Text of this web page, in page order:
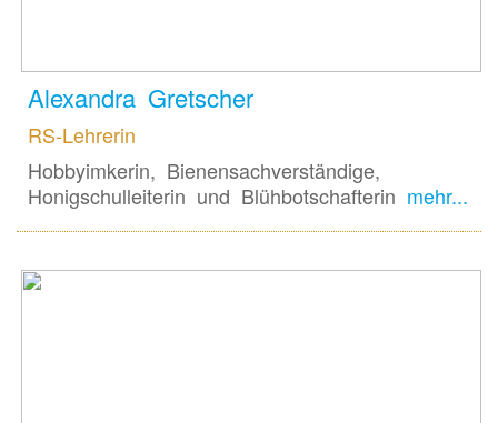
Alexandra Gretscher
RS-Lehrerin
Hobbyimkerin, Bienensachverständige,
Honigschulleiterin und Blühbotschafterin mehr...